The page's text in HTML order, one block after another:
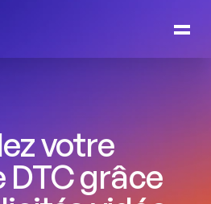
votre
DTC grâce